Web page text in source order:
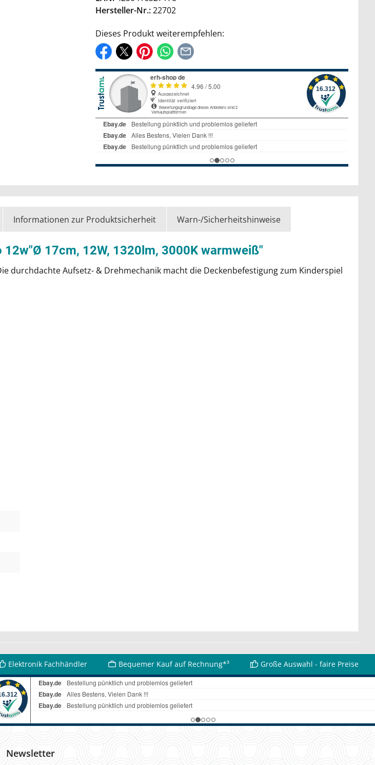
Hersteller-Nr.:22702
Dieses Produkt weiterempfehlen:
Informationen zur Produktsicherheit Warn-/Sicherheitshinweise
17cm, 12W, 1320lm, 3000K warmweiß"
durchdachte Aufsetz- & Drehmechanik macht die Deckenbefestigung zum Kinderspiel
Elektronik Fachhändler Bequemer Kauf auf Rechnung*³ Große Auswahl - faire Preise
Newsletter